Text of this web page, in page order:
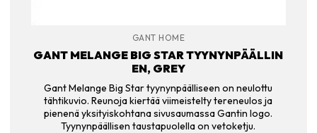
GANT HOME
GANT MELANGE BIG STAR TYYNYNPÄÄLLIN
EN, GREY
Gant Melange Big Star tyynynpäälliseen on neulottu
tähtikuvio. Reunoja kiertää viimeistelty tereneulos ja
pienenä yksityiskohtana sivusaumassa Gantin logo.
Tyynynpäällisen taustapuolella on vetoketju.